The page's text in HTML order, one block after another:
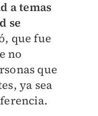
a temas
se
que fue
no
que
ya sea